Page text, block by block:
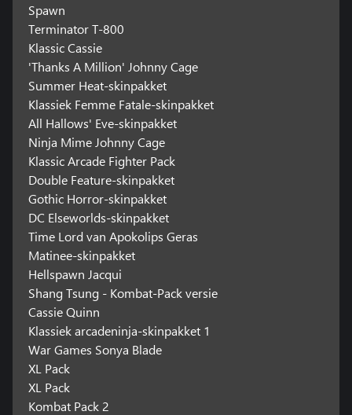
Spawn
Terminator T-800
Klassic Cassie
'Thanks A Million' Johnny Cage
Summer Heat-skinpakket
Klassiek Femme Fatale-skinpakket
All Hallows' Eve-skinpakket
Ninja Mime Johnny Cage
Klassic Arcade Fighter Pack
Double Feature-skinpakket
Gothic Horror-skinpakket
DC Elseworlds-skinpakket
Time Lord van Apokolips Geras
Matinee-skinpakket
Hellspawn Jacqui
Shang Tsung - Kombat-Pack versie
Cassie Quinn
Klassiek arcadeninja-skinpakket 1
War Games Sonya Blade
XL Pack
XL Pack
Kombat Pack 2